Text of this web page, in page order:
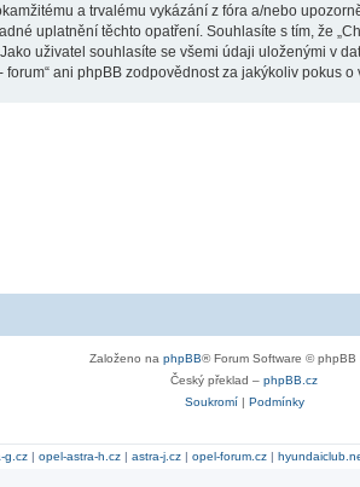
a trvalému vykázání z fóra a/nebo
uplatnění těchto opatření. Souhlasíte s tím, že
uživatel souhlasíte se všemi údaji uloženými v
ani phpBB zodpovědnost za jakýkoliv pokus
Založeno na phpBB® Forum Software © phpBB
Český překlad – phpBB.cz
Soukromí| Podmínky
g.cz| opel-astra-h.cz| astra-j.cz| opel-forum.cz|